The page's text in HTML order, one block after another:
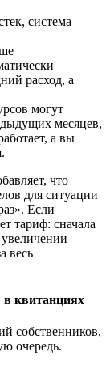
система
расход, а
могут
месяцев,
а вы
что
для ситуации
Если
тариф: сначала
весь
в квитанциях
собственников,
очередь.